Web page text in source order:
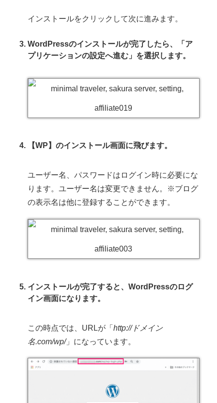
インストールをクリックして次に進みます。
WordPressのインストールが完了したら、「ア
プリケーションの設定へ進む」を選択します。
【WP】のインストール画面に飛びます。
ユーザー名、パスワードはログイン時に必要にな
ります。ユーザー名は変更できません。※ブログ
の表示名は他に登録することができます。
インストールが完了すると、WordPressのログ
イン画面になります。
この時点では、URLが「http://ドメイン
名.com/wp/」になっています。